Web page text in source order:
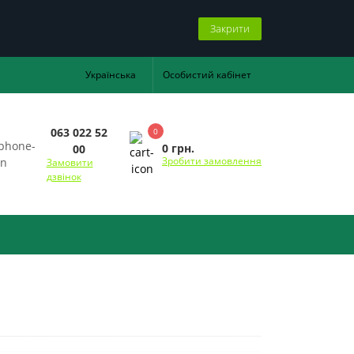
Закрити
Українська Особистий кабінет
063 022 52
00
Замовити
дзвінок
0
0 грн.
Зробити замовлення